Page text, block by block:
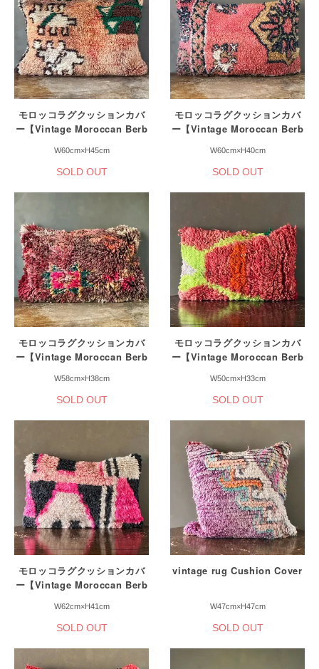
モロッコラグクッションカバ
ー【Vintage Moroccan Berb
W60cm×H45cm
SOLD OUT
モロッコラグクッションカバ
ー【Vintage Moroccan Berb
W60cm×H40cm
SOLD OUT
モロッコラグクッションカバ
ー【Vintage Moroccan Berb
W58cm×H38cm
SOLD OUT
モロッコラグクッションカバ
ー【Vintage Moroccan Berb
W50cm×H33cm
SOLD OUT
モロッコラグクッションカバ
ー【Vintage Moroccan Berb
W62cm×H41cm
SOLD OUT
vintage rug Cushion Cover
W47cm×H47cm
SOLD OUT